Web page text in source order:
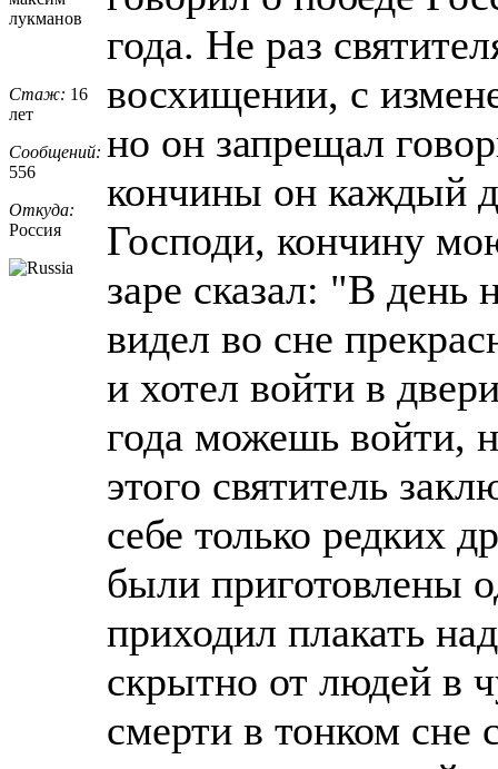
лукманов
Стаж: 16
лет
Сообщений:
556
Откуда:
Россия
года. Не раз
восхищении, с
но он запрещал
кончины он каждый
Господи, кончину
заре сказал: "В
видел во сне
и хотел войти в
года можешь войти,
этого святитель
себе только редких
были приготовлены
приходил плакать
скрытно от людей в
смерти в тонком сне